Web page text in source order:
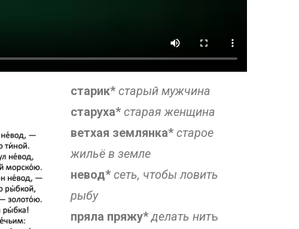
старик* старый мужчина
старуха* старая женщина
ветхая землянка* старое
жильё в земле
невод* сеть, чтобы ловить
рыбу
пряла пряжу* делать нить